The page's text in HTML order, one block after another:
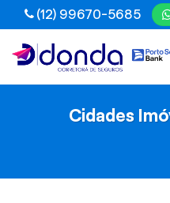
Skip
to
content
(12) 99670-5685
Cidades